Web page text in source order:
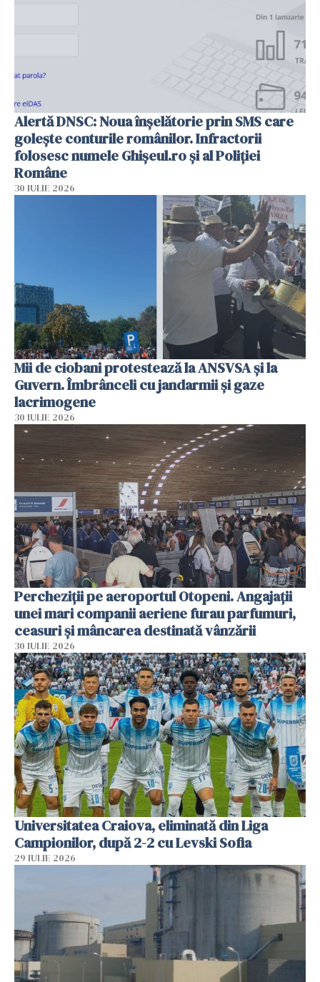
Alertă DNSC: Noua înșelătorie prin SMS care
golește conturile românilor. Infractorii
folosesc numele Ghișeul.ro și al Poliției
Române
30 IULIE 2026
Mii de ciobani protestează la ANSVSA și la
Guvern. Îmbrânceli cu jandarmii și gaze
lacrimogene
30 IULIE 2026
Percheziții pe aeroportul Otopeni. Angajații
unei mari companii aeriene furau parfumuri,
ceasuri și mâncarea destinată vânzării
30 IULIE 2026
Universitatea Craiova, eliminată din Liga
Campionilor, după 2-2 cu Levski Sofia
29 IULIE 2026